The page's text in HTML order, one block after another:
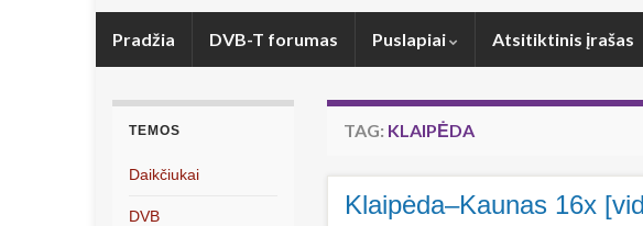
Pradžia DVB-T forumas Puslapiai Atsitiktinis įrašas
TAG: KLAIPĖDA
Klaipėda–Kaunas 16x
TEMOS
Daikčiukai
DVB